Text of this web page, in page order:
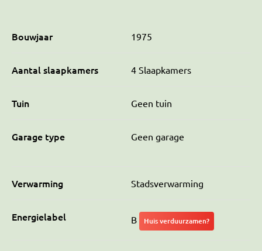
Bouwjaar 1975
Aantal slaapkamers 4 Slaapkamers
Tuin Geen tuin
Garage type Geen garage
Verwarming Stadsverwarming
Energielabel B Huis verduurzamen?